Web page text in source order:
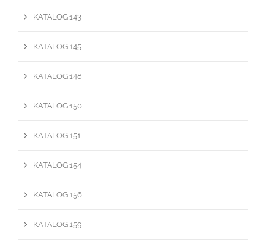
KATALOG 143
KATALOG 145
KATALOG 148
KATALOG 150
KATALOG 151
KATALOG 154
KATALOG 156
KATALOG 159